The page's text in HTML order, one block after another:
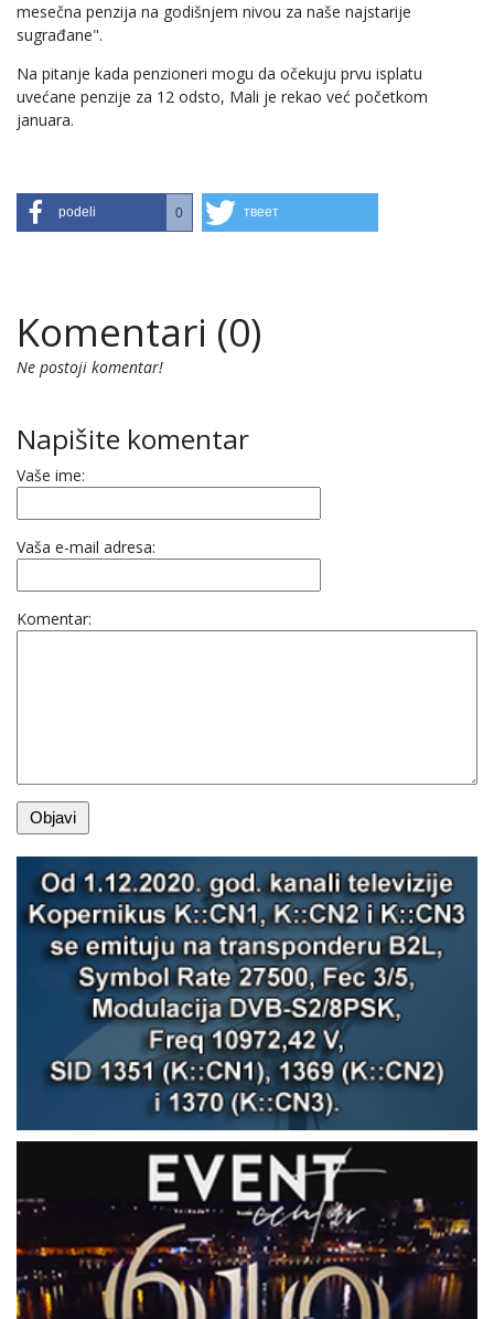
mesečna penzija na godišnjem nivou za naše najstarije
sugrađane".
Na pitanje kada penzioneri mogu da očekuju prvu isplatu
uvećane penzije za 12 odsto, Mali je rekao već početkom
januara.
podeli 0 твеет
Komentari (0)
Ne postoji komentar!
Napišite komentar
Vaše ime:
Vaša e-mail adresa:
Komentar: